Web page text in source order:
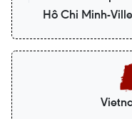
Hô Chi Minh-